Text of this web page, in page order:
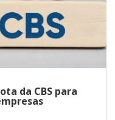
da CBS para